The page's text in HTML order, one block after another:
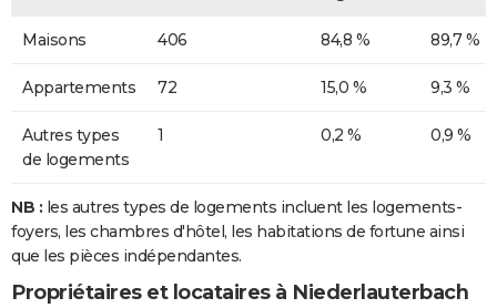
Maisons 406 84,8 % 89,7 %
Appartements 72 15,0 % 9,3 %
Autres types
de logements
1 0,2 % 0,9 %
NB : les autres types de logements incluent les logements-
foyers, les chambres d'hôtel, les habitations de fortune ainsi
que les pièces indépendantes.
Propriétaires et locataires à Niederlauterbach